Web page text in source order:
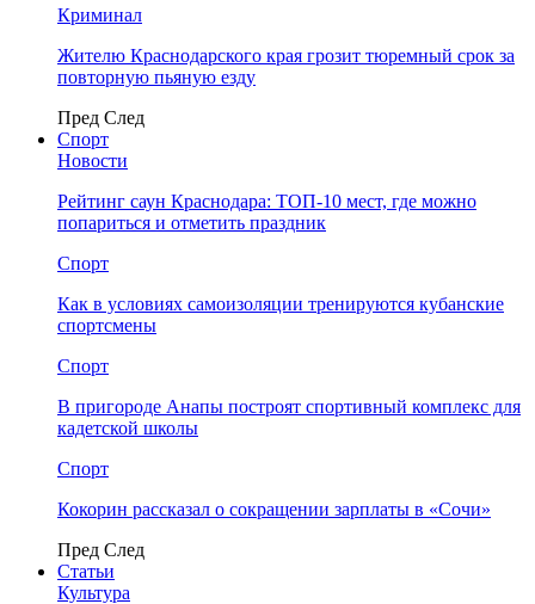
Криминал
Жителю Краснодарского края грозит тюремный срок за
повторную пьяную езду
Пред След
Спорт
Новости
Рейтинг саун Краснодара: ТОП-10 мест, где можно
попариться и отметить праздник
Спорт
Как в условиях самоизоляции тренируются кубанские
спортсмены
Спорт
В пригороде Анапы построят спортивный комплекс для
кадетской школы
Спорт
Кокорин рассказал о сокращении зарплаты в «Сочи»
Пред След
Статьи
Культура